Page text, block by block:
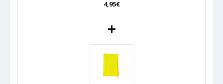
4,95€
+